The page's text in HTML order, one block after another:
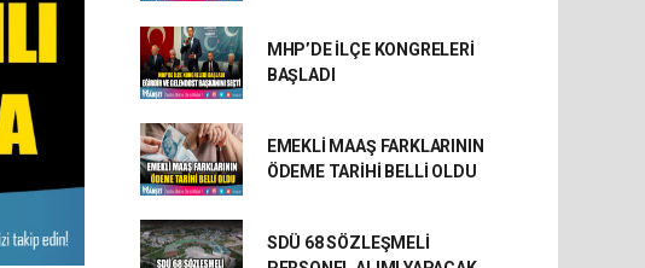
MHP’DE İLÇE KONGRELERİ
BAŞLADI
EMEKLİ MAAŞ FARKLARININ
ÖDEME TARİHİ BELLİ OLDU
SDÜ 68 SÖZLEŞMELİ